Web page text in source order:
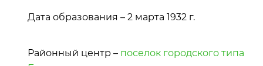
Дата образования – 2 марта 1932 г.
Районный центр – поселок городского типа